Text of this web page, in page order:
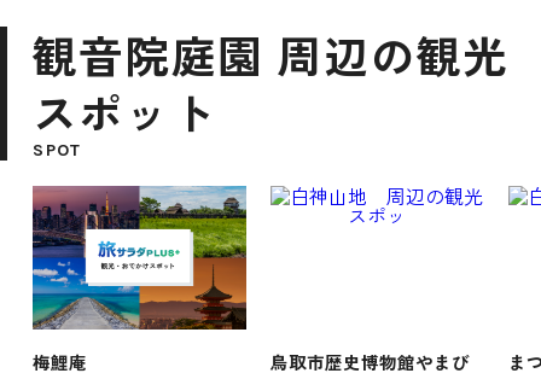
観音院庭園 周辺の観光
スポット
SPOT
梅鯉庵
鳥取市歴史博物館やまび
ま